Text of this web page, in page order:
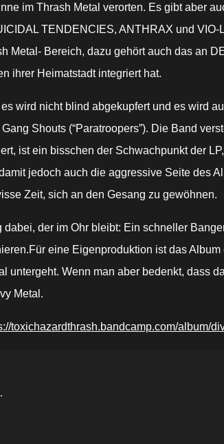
im Thrash Metal verorten. Es gibt aber
TENDENCIES, ANTHRAX und
Metal- Bereich, dazu gehört auch das an
ihrer Heimatstadt integriert hat.
wird nicht blind abgekupfert und es wird
Shouts (“Paratroopers”). Die Band
ist ein bisschen der Schwachpunkt der
jedoch auch die aggressive Seite des
Zeit, sich an den Gesang zu gewöhnen.
dabei, der im Ohr bleibt: Ein schneller
eine Eigenproduktion ist das
untergeht. Wenn man aber bedenkt, dass
Metal.
toxichazardthrash.bandcamp.com/album/
.